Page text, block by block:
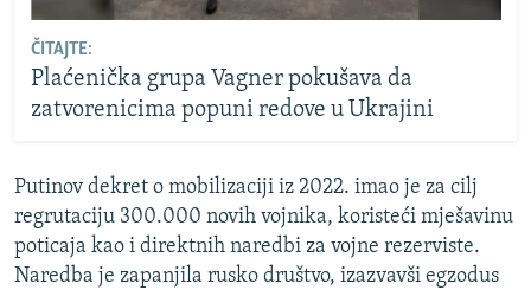
ČITAJTE:
Plaćenička grupa Vagner pokušava da
zatvorenicima popuni redove u Ukrajini
Putinov dekret o mobilizaciji iz 2022. imao je za cilj
regrutaciju 300.000 novih vojnika, koristeći mješavinu
poticaja kao i direktnih naredbi za vojne rezerviste.
Naredba je zapanjila rusko društvo, izazvavši egzodus